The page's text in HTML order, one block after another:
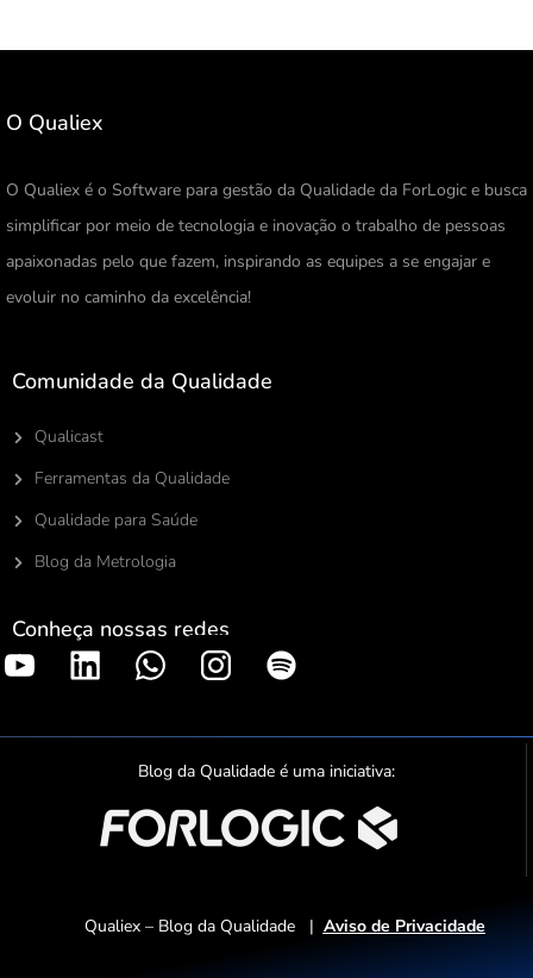
O Qualiex
O Qualiex é o Software para gestão da Qualidade da ForLogic e busca
simplificar por meio de tecnologia e inovação o trabalho de pessoas
apaixonadas pelo que fazem, inspirando as equipes a se engajar e
evoluir no caminho da excelência!
Comunidade da Qualidade
Qualicast
Ferramentas da Qualidade
Qualidade para Saúde
Blog da Metrologia
Conheça nossas redes
S
o
t
i
f
y
Blog da Qualidade é uma iniciativa:
Qualiex – Blog da Qualidade | Aviso de Privacidade